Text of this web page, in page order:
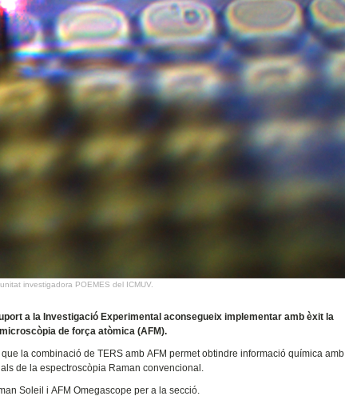
investigadora POEMES del ICMUV.
a la Investigació Experimental aconsegueix implementar amb èxit la
de força atòmica (AFM).
la combinació de TERS amb AFM permet obtindre informació química amb
de la espectroscòpia Raman convencional.
Soleil i AFM Omegascope per a la secció.